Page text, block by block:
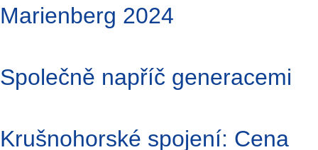
Marienberg 2024
Společně napříč generacemi
Krušnohorské spojení: Cena